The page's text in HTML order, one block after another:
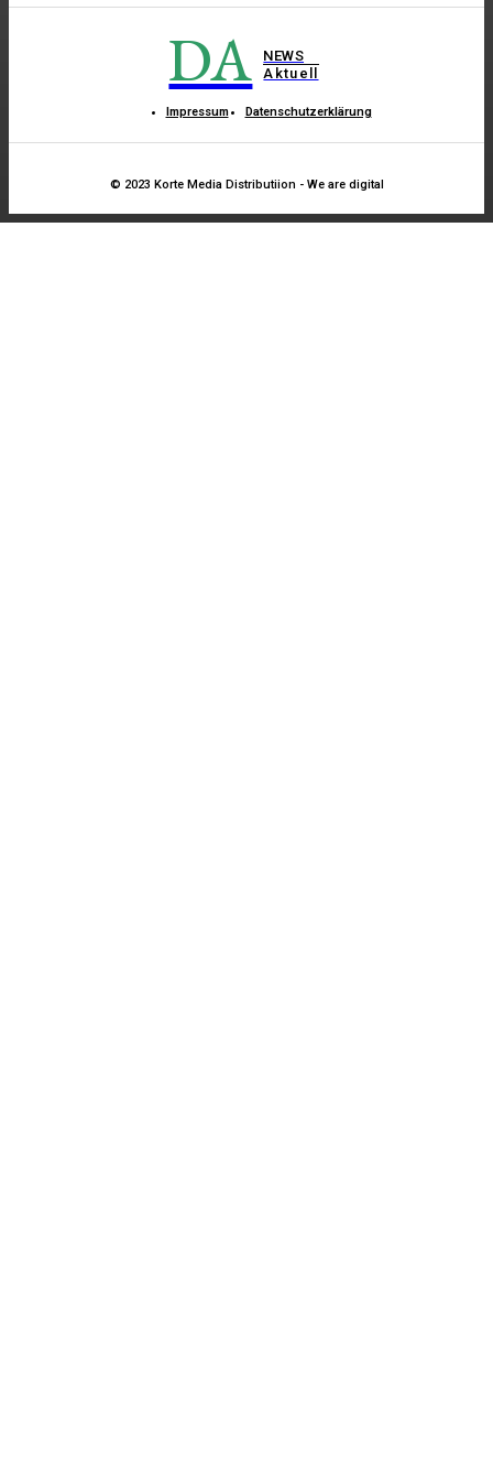
DA
NEWS
Aktuell
Impressum Datenschutzerklärung
© 2023 Korte Media Distributiion - We are digital